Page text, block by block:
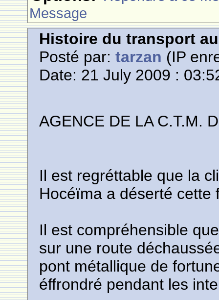
Message
Histoire du transport
Posté par:tarzan (IP
Date: 21 July 2009 :
AGENCE DE LA C.T.M.
Il est regréttable que la
Hocéïma a déserté cette
Il est compréhensible
sur une route
pont métallique de
éffrondré pendant les